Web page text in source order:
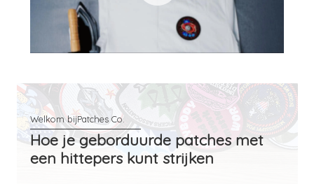
Hoe je geborduurde patches met
een hittepers kunt strijken